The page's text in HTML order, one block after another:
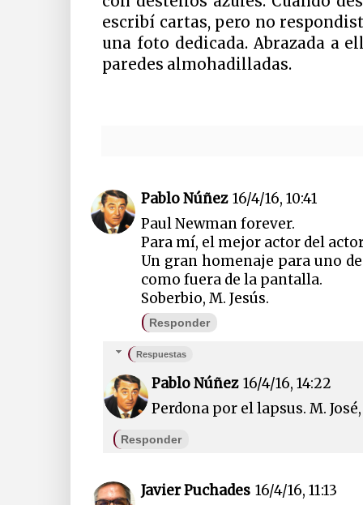
escribí cartas, pero no
una foto dedicada. Abrazada a
paredes almohadilladas.
Pablo Núñez 16/4/16, 10:41
Paul Newman forever.
Para mí, el mejor actor del
Un gran homenaje para uno
como fuera de la pantalla.
Soberbio, M. Jesús.
Responder
Respuestas
Pablo Núñez 16/4/16, 14:22
Perdona por el lapsus. M.
Responder
Javier Puchades 16/4/16, 11:13